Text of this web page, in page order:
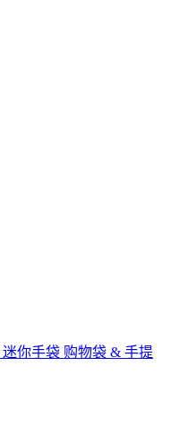
迷你手袋 购物袋 & 手提